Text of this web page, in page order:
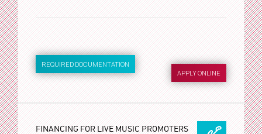
REQUIRED DOCUMENTATION
APPLY ONLINE
FINANCING FOR LIVE MUSIC PROMOTERS